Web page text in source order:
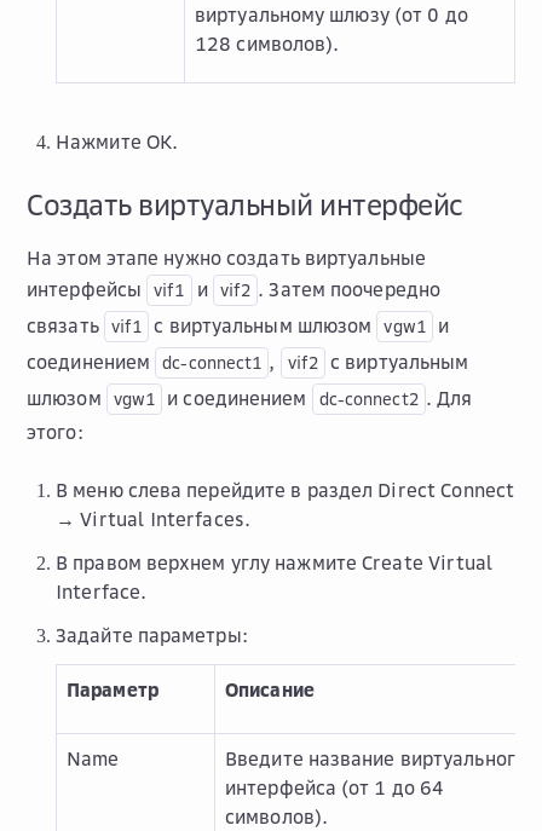
виртуальному шлюзу (от 0 до
128 символов).
Нажмите OK.
Создать виртуальный интерфейс
На этом этапе нужно создать виртуальные
интерфейсы
vif1 и vif2 . Затем поочередно
связать vif1 с виртуальным шлюзом vgw1
и
соединением
dc-connect1 , vif2 с виртуальным
шлюзом
vgw1 и соединением dc-connect2 . Для
этого:
В меню слева перейдите в раздел Direct Connect
→ Virtual Interfaces.
В правом верхнем углу нажмите Create Virtual
Interface.
Задайте параметры:
Параметр Описание
Name
Введите название виртуального
интерфейса (от 1 до 64
символов).